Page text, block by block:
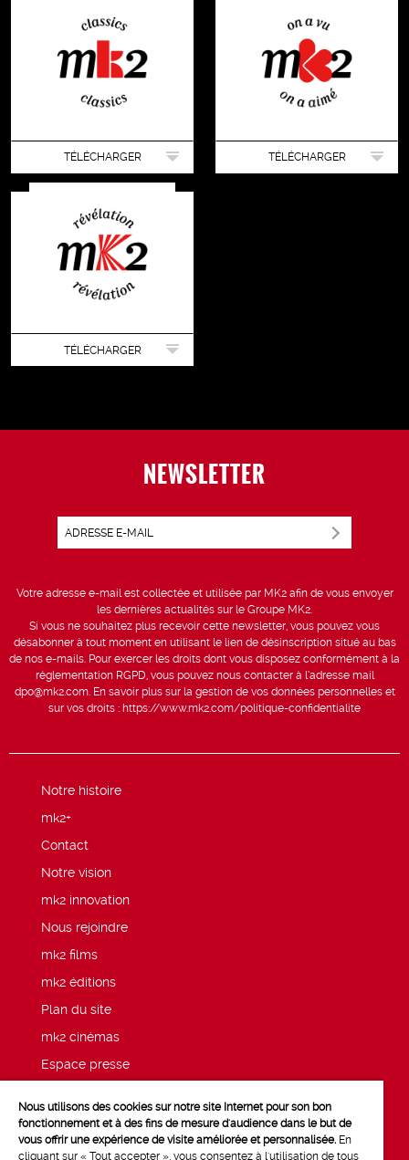
TÉLÉCHARGER TÉLÉCHARGER
TÉLÉCHARGER
NEWSLETTER
Votre adresse e-mail est collectée et utilisée par MK2 afin de vous envoyer
les dernières actualités sur le Groupe MK2.
Si vous ne souhaitez plus recevoir cette newsletter, vous pouvez vous
désabonner à tout moment en utilisant le lien de désinscription situé au bas
de nos e-mails. Pour exercer les droits dont vous disposez conformément à la
réglementation RGPD, vous pouvez nous contacter à l’adresse mail
dpo@mk2.com. En savoir plus sur la gestion de vos données personnelles et
sur vos droits : https://www.mk2.com/politique-confidentialite
Notre histoire
mk2+
Contact
Notre vision
mk2 innovation
Nous rejoindre
mk2 films
mk2 éditions
Plan du site
mk2 cinémas
Espace presse
Politique de confidentialité mk2
Nous utilisons des cookies sur notre site Internet pour son bon
fonctionnement et à des fins de mesure d'audience dans le but de
vous offrir une expérience de visite améliorée et personnalisée. En
cliquant sur « Tout accepter », vous consentez à l'utilisation de tous